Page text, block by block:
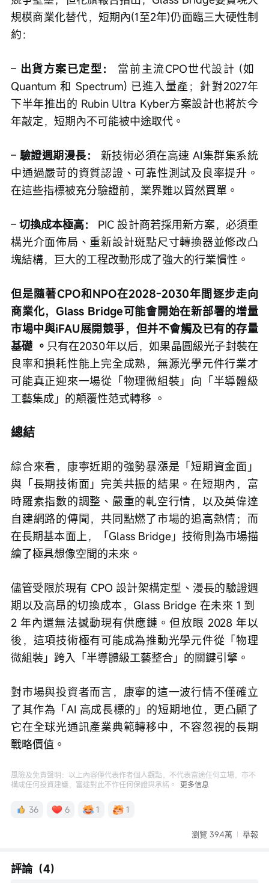
規模商業化替代，短期內(1至2年)仍面臨三大硬性制
約：
– 出貨方案已定型：
當前主流CPO世代設計 (如
Quantum 和 Spectrum) 已進入量產；針對2027年
下半年推出的 Rubin Ultra Kyber方案設計也將於今
年敲定，短期內不可能被中途取代。
– 驗證週期漫長：
新技術必須在高速 AI集群集系統
中通過嚴苛的資質認證、可靠性測試及良率提升。
在這些指標被充分驗證前，業界難以貿然買單。
– 切換成本極高：
PIC 設計商若採用新方案，必須重
構光介面佈局、重新設計斑點尺寸轉換器並修改凸
塊結構，巨大的工程改動形成了強大的行業慣性。
但是隨著CPO和NPO在2028-2030年間逐步走向
商業化，Glass Bridge可能會開始在新部署的增量
市場中與iFAU展開競爭，但并不會觸及已有的存量
基礎 。 只有在2030年以后，如果晶圓級光子封裝在
良率和損耗性能上完全成熟，無源光學元件行業才
可能真正迎來一場從「物理微組裝」向「半導體級
工藝集成」的顛覆性范式轉移 。
總結
綜合來看，康寧近期的強勢暴漲是「短期資金面」
與「長期技術面」完美共振的結果。在短期內，富
時羅素指數的調整、嚴重的軋空行情，以及英偉達
自建網路的傳聞，共同點燃了市場的追高熱情；而
在長期基本面上，「Glass Bridge」技術則為市場描
繪了極具想像空間的未來。
儘管受限於現有 CPO 設計架構定型、漫長的驗證週
期以及高昂的切換成本，Glass Bridge 在未來 1 到
2 年內還無法撼動現有供應鏈。但放眼 2028 年以
後，這項技術極有可能成為推動光學元件從「物理
微組裝」跨入「半導體級工藝整合」的關鍵引擎。
對市場與投資者而言，康寧的這一波行情不僅確立
了其作為「AI 高成長標的」的短期地位，更凸顯了
它在全球光通訊產業典範轉移中，不容忽視的長期
戰略價值。
風險及免責聲明：以上內容僅代表作者個人觀點，不代表富途任何立場，亦不
構成任何投資建議，富途對此不作任何保證與承諾。
更多信息
36 6 1 1
瀏覽 39.4萬 舉報
評論（4）